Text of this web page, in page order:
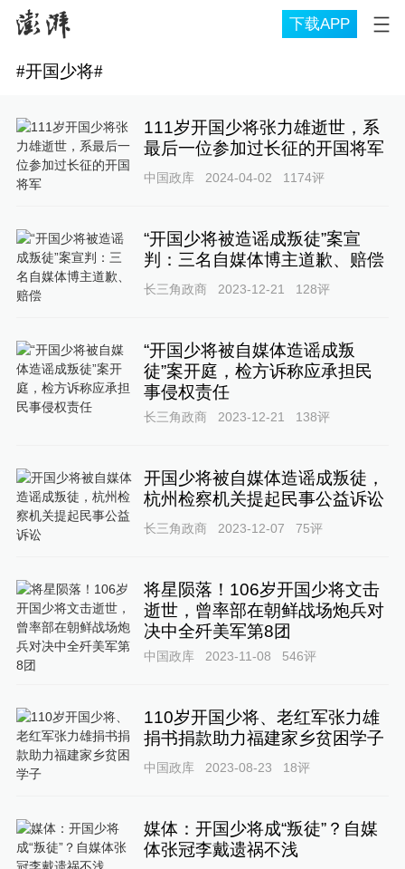
下载APP
#开国少将#
111岁开国少将张力雄逝世，系
最后一位参加过长征的开国将军
中国政库 2024-04-02 1174评
“开国少将被造谣成叛徒”案宣
判：三名自媒体博主道歉、赔偿
长三角政商 2023-12-21 128评
“开国少将被自媒体造谣成叛
徒”案开庭，检方诉称应承担民
事侵权责任
长三角政商 2023-12-21 138评
开国少将被自媒体造谣成叛徒，
杭州检察机关提起民事公益诉讼
长三角政商 2023-12-07 75评
将星陨落！106岁开国少将文击
逝世，曾率部在朝鲜战场炮兵对
决中全歼美军第8团
中国政库 2023-11-08 546评
110岁开国少将、老红军张力雄
捐书捐款助力福建家乡贫困学子
中国政库 2023-08-23 18评
媒体：开国少将成“叛徒”？自媒
体张冠李戴遗祸不浅